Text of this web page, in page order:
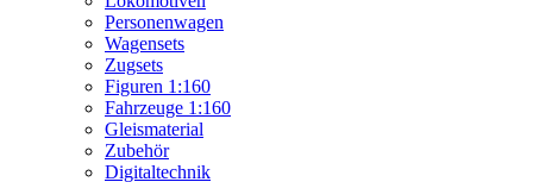
Personenwagen
Wagensets
Zugsets
Figuren 1:160
Fahrzeuge 1:160
Gleismaterial
Zubehör
Digitaltechnik